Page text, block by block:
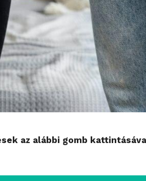
az alábbi gomb